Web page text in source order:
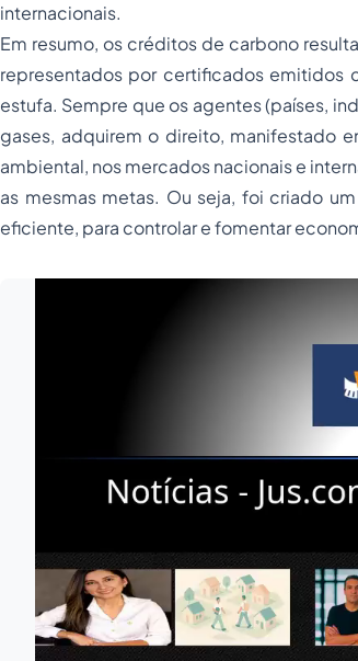
internacionais.
Em resumo, os créditos de carbono
representados por certificados emitidos
estufa. Sempre que os agentes (países,
gases, adquirem o direito, manifestado
ambiental, nos mercados nacionais e
as mesmas metas. Ou seja, foi criado
eficiente, para controlar e fomentar